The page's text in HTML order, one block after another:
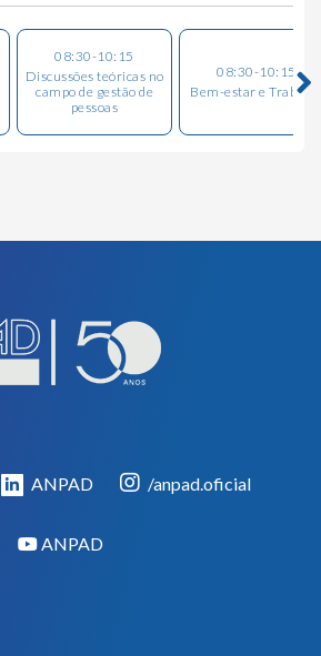
08:30-10:15
Discussões teóricas no
campo de gestão de
pessoas
08:30-10:15
Bem-estar e
ANPAD /anpad.oficial
ANPAD